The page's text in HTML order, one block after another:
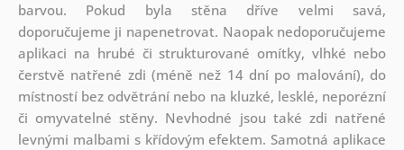
barvou. Pokud byla stěna dříve velmi savá,
doporučujeme ji napenetrovat. Naopak nedoporučujeme
aplikaci na hrubé či strukturované omítky, vlhké nebo
čerstvě natřené zdi (méně než 14 dní po malování), do
místností bez odvětrání nebo na kluzké, lesklé, neporézní
či omyvatelné stěny. Nevhodné jsou také zdi natřené
levnými malbami s křídovým efektem. Samotná aplikace